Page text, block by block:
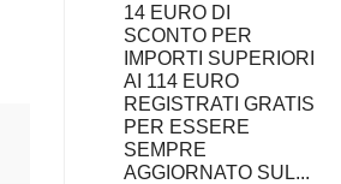
14 EURO DI
SCONTO PER
IMPORTI SUPERIORI
AI 114 EURO
REGISTRATI GRATIS
PER ESSERE
SEMPRE
AGGIORNATO SUL...